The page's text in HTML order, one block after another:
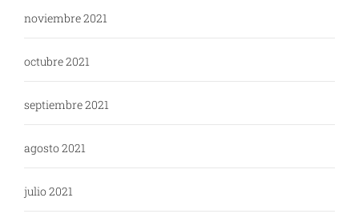
noviembre 2021
octubre 2021
septiembre 2021
agosto 2021
julio 2021